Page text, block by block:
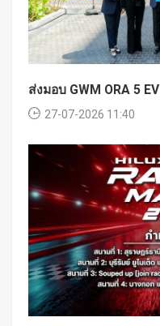
ส่งมอบ GWM ORA 5 EV
27-07-2026 11:40